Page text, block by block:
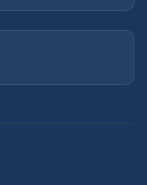
toàn phần với bảng
lại vẻ thẩm mỹ cho
nội thất.